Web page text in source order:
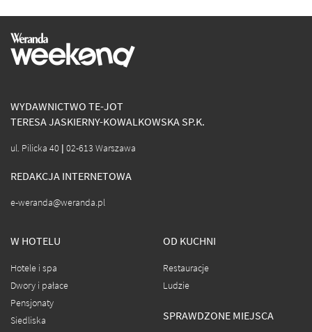
WYDAWNICTWO TE-JOT
TERESA JASKIERNY-KOWALKOWSKA SP.K.
ul. Pilicka 40 | 02-613 Warszawa
REDAKCJA INTERNETOWA
e-weranda@weranda.pl
W HOTELU
Hotele i spa
Dwory i pałace
Pensjonaty
Siedliska
OD KUCHNI
Restauracje
Ludzie
SPRAWDZONE MIEJSCA